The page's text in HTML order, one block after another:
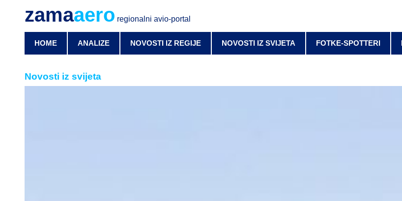
zamaaero regionalni avio-portal
HOME ANALIZE NOVOSTI IZ REGIJE NOVOSTI IZ SVIJETA FOTKE-SPOTTERI
Novosti iz svijeta